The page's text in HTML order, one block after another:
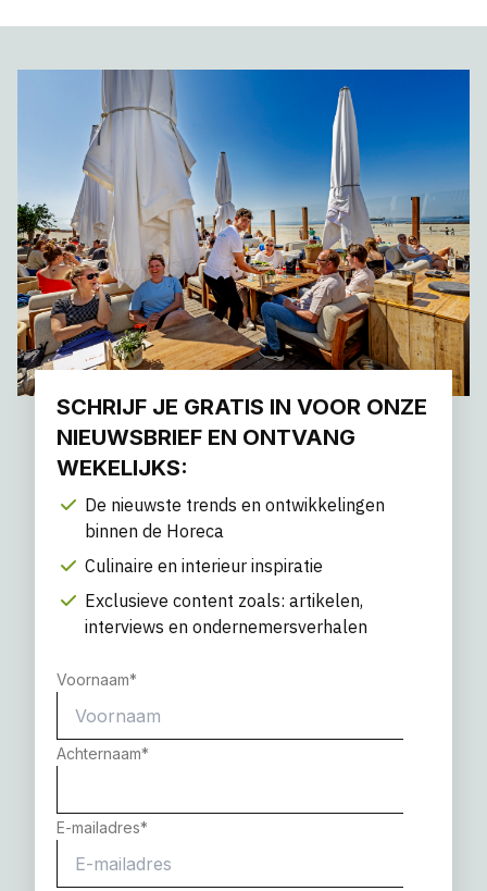
SCHRIJF JE GRATIS IN VOOR ONZE
NIEUWSBRIEF EN ONTVANG
WEKELIJKS:
De nieuwste trends en ontwikkelingen
binnen de Horeca
Culinaire en interieur inspiratie
Exclusieve content zoals: artikelen,
interviews en ondernemersverhalen
Voornaam*
Achternaam*
E-mailadres*